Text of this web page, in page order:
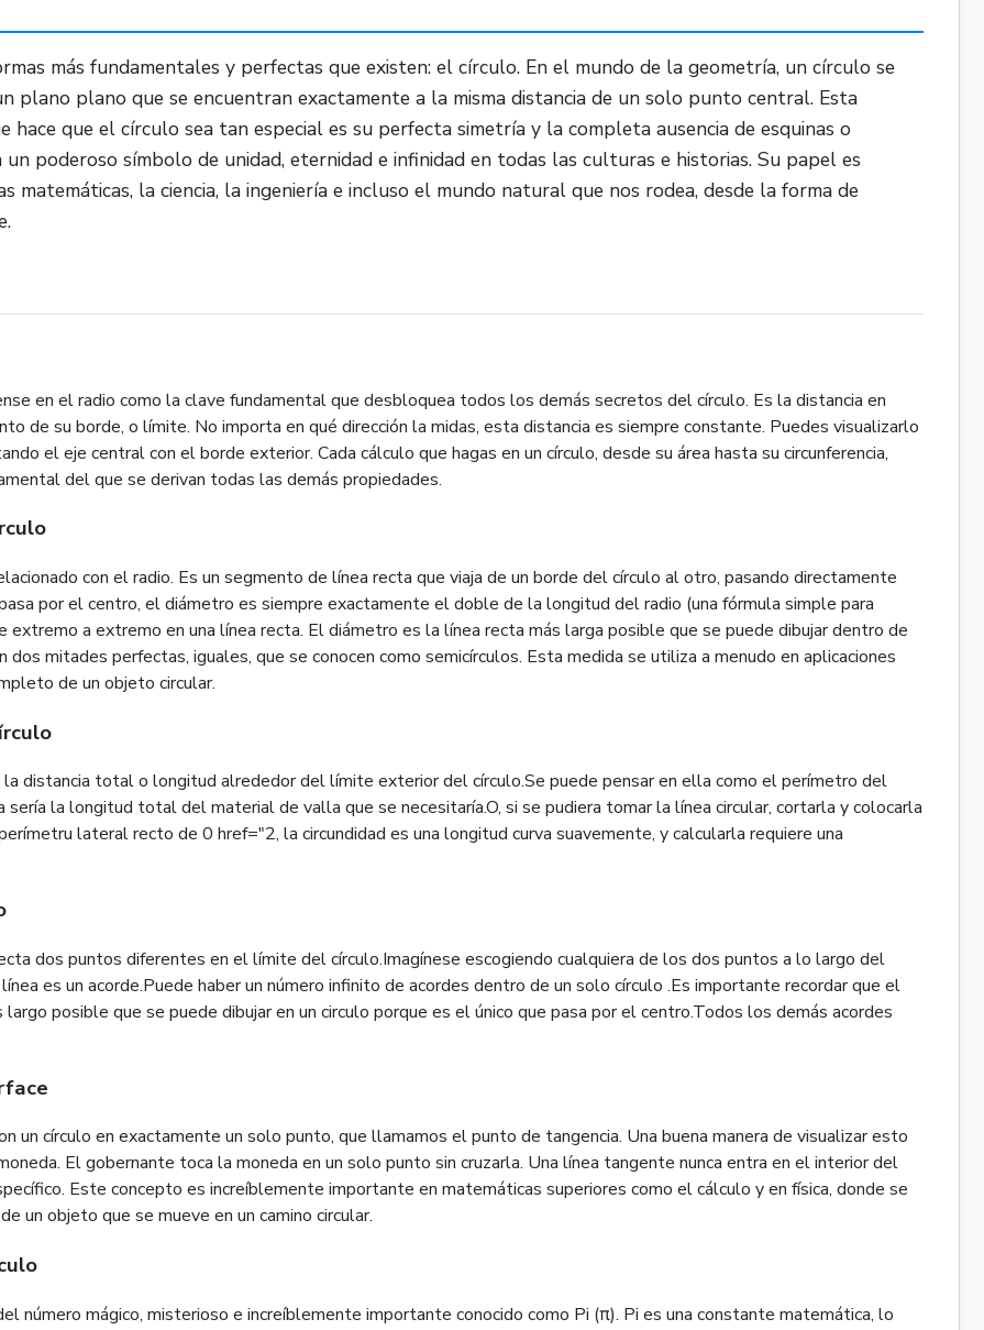
más fundamentales y perfectas que existen: el círculo. En el mundo de la geometría, un círculo se
plano plano que se encuentran exactamente a la misma distancia de un solo punto central. Esta
hace que el círculo sea tan especial es su perfecta simetría y la completa ausencia de esquinas o
poderoso símbolo de unidad, eternidad e infinidad en todas las culturas e historias. Su papel es
la ciencia, la ingeniería e incluso el mundo natural que nos rodea, desde la forma de
en el radio como la clave fundamental que desbloquea todos los demás secretos del círculo. Es la distancia en
de su borde, o límite. No importa en qué dirección la midas, esta distancia es siempre constante. Puedes visualizarlo
el eje central con el borde exterior. Cada cálculo que hagas en un círculo, desde su área hasta su circunferencia,
del que se derivan todas las demás propiedades.
con el radio. Es un segmento de línea recta que viaja de un borde del círculo al otro, pasando directamente
por el centro, el diámetro es siempre exactamente el doble de la longitud del radio (una fórmula simple para
extremo a extremo en una línea recta. El diámetro es la línea recta más larga posible que se puede dibujar dentro de
dos mitades perfectas, iguales, que se conocen como semicírculos. Esta medida se utiliza a menudo en aplicaciones
de un objeto circular.
la distancia total o longitud alrededor del límite exterior del círculo.Se puede pensar en ella como el perímetro del
sería la longitud total del material de valla que se necesitaría.O, si se pudiera tomar la línea circular, cortarla y colocarla
lateral recto de 0 href="2, la circundidad es una longitud curva suavemente, y calcularla requiere una
dos puntos diferentes en el límite del círculo.Imagínese escogiendo cualquiera de los dos puntos a lo largo del
es un acorde.Puede haber un número infinito de acordes dentro de un solo círculo .Es importante recordar que el
posible que se puede dibujar en un circulo porque es el único que pasa por el centro.Todos los demás acordes
un círculo en exactamente un solo punto, que llamamos el punto de tangencia. Una buena manera de visualizar esto
El gobernante toca la moneda en un solo punto sin cruzarla. Una línea tangente nunca entra en el interior del
Este concepto es increíblemente importante en matemáticas superiores como el cálculo y en física, donde se
un objeto que se mueve en un camino circular.
número mágico, misterioso e increíblemente importante conocido como Pi (π). Pi es una constante matemática, lo